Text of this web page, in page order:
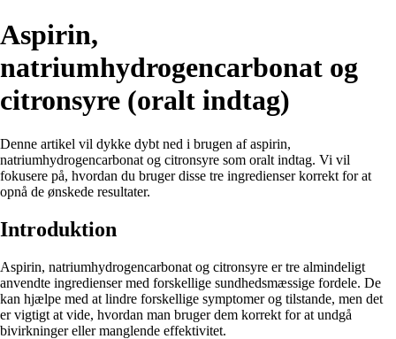
Aspirin,
natriumhydrogencarbonat og
citronsyre (oralt indtag)
Denne artikel vil dykke dybt ned i brugen af aspirin,
natriumhydrogencarbonat og citronsyre som oralt indtag. Vi vil
fokusere på, hvordan du bruger disse tre ingredienser korrekt for at
opnå de ønskede resultater.
Introduktion
Aspirin, natriumhydrogencarbonat og citronsyre er tre almindeligt
anvendte ingredienser med forskellige sundhedsmæssige fordele. De
kan hjælpe med at lindre forskellige symptomer og tilstande, men det
er vigtigt at vide, hvordan man bruger dem korrekt for at undgå
bivirkninger eller manglende effektivitet.